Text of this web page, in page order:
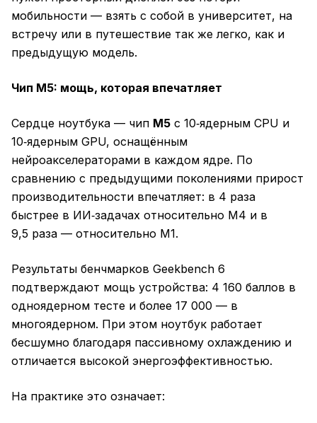
мобильности — взять с собой в университет, на
встречу или в путешествие так же легко, как и
предыдущую модель.
Чип M5: мощь, которая впечатляет
Сердце ноутбука — чип M5 с 10‑ядерным CPU и
10‑ядерным GPU, оснащённым
нейроакселераторами в каждом ядре. По
сравнению с предыдущими поколениями прирост
производительности впечатляет: в 4 раза
быстрее в ИИ‑задачах относительно M4 и в
9,5 раза — относительно M1.
Результаты бенчмарков Geekbench 6
подтверждают мощь устройства: 4 160 баллов в
одноядерном тесте и более 17 000 — в
многоядерном. При этом ноутбук работает
бесшумно благодаря пассивному охлаждению и
отличается высокой энергоэффективностью.
На практике это означает: